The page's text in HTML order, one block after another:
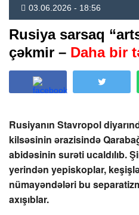
03.06.2026 - 18:56
Rusiya sarsaq
çəkmir – Daha bir
Rusiyanın Stavropol
kilsəsinin ərazisində
abidəsinin surəti ucaldılıb.
yerindən yepiskoplar,
nümayəndələri bu
axışıblar.